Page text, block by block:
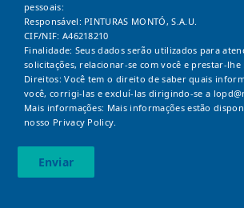
pessoais:
Responsável: PINTURAS MONTÓ, S.A.U.
CIF/NIF: A46218210
Finalidade: Seus dados serão utilizados para
solicitações, relacionar-se com você e prestar-lhe
Direitos: Você tem o direito de saber quais
você, corrigi-las e excluí-las dirigindo-se a
Mais informações: Mais informações estão
nosso Privacy Policy.
Enviar